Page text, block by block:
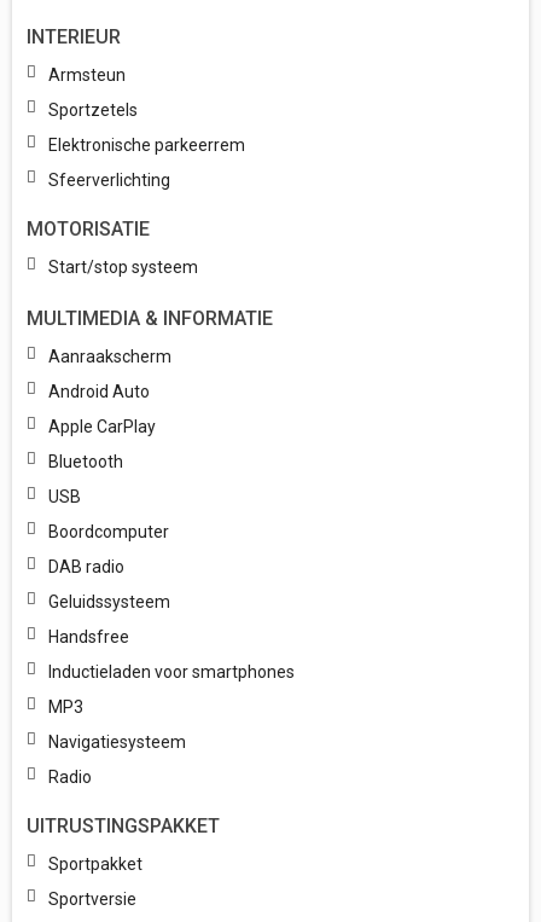
INTERIEUR
Armsteun
Sportzetels
Elektronische parkeerrem
Sfeerverlichting
MOTORISATIE
Start/stop systeem
MULTIMEDIA & INFORMATIE
Aanraakscherm
Android Auto
Apple CarPlay
Bluetooth
USB
Boordcomputer
DAB radio
Geluidssysteem
Handsfree
Inductieladen voor smartphones
MP3
Navigatiesysteem
Radio
UITRUSTINGSPAKKET
Sportpakket
Sportversie